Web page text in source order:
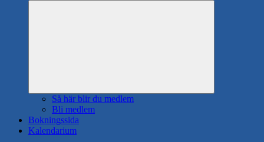
Så här blir du medlem
Bli medlem
Bokningssida
Kalendarium